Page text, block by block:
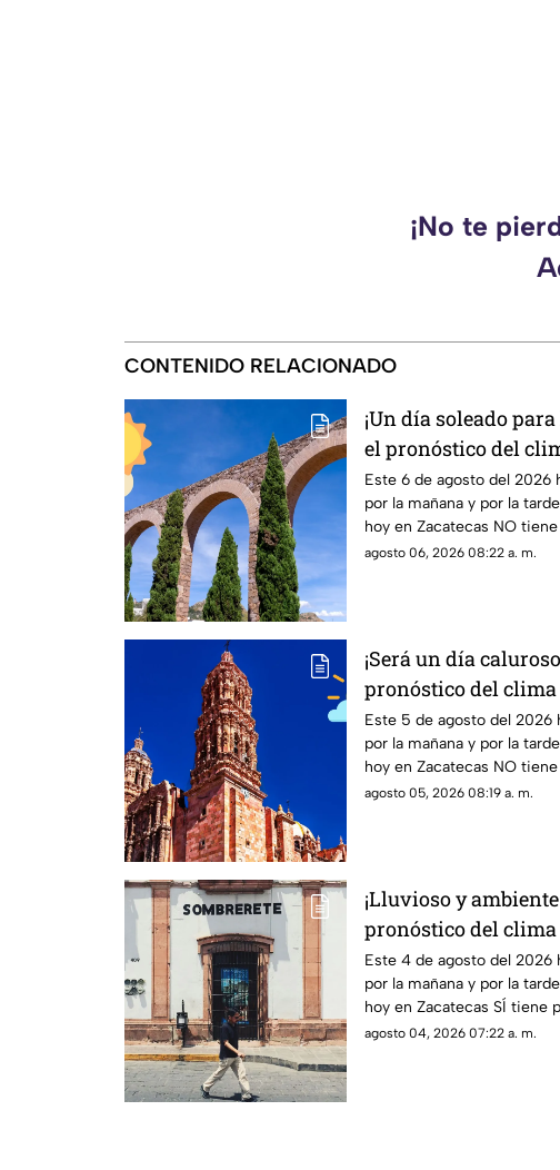
¡No te
CONTENIDO RELACIONADO
¡Un día soleado
el pronóstico del
HOY jueves 6 de
Este 6 de agosto del 2026
por la mañana y por la
hoy en Zacatecas NO
agosto 06, 2026 08:22 a. m.
¡Será un día
pronóstico del clima
miércoles 5 de
Este 5 de agosto del 2026
por la mañana y por la
hoy en Zacatecas NO
agosto 05, 2026 08:19 a. m.
¡Lluvioso y
pronóstico del clima
martes 4 de agosto
Este 4 de agosto del 2026
por la mañana y por la
hoy en Zacatecas SÍ tiene
agosto 04, 2026 07:22 a. m.